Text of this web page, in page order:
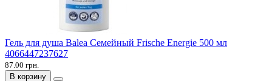
Гель для душа Balea Семейный Frische Energie 500 мл
4066447237627
87.00 грн.
В корзину